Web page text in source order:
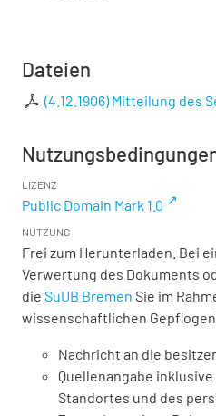
Dateien
(4.12.1906) Mitteilung des
LIZENZ
Public Domain Mark 1.0
NUTZUNG
Frei zum Herunterladen. Bei
Verwertung des Dokuments
die SuUB Bremen Sie im
wissenschaftlichen
Nachricht an die
Quellenangabe
Standortes und des